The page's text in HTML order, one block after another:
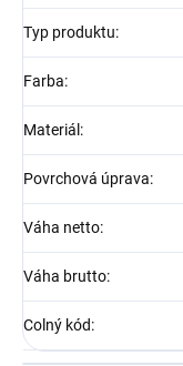
Typ produktu:
Farba:
Materiál :
Povrchová úprava:
Váha netto:
Váha brutto:
Colný kód: